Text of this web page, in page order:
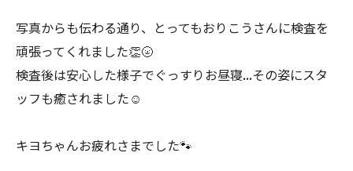
写真からも伝わる通り、とってもおりこうさんに検査を
頑張ってくれました👏🌝
検査後は安心した様子でぐっすりお昼寝…その姿にスタ
ッフも癒されました☺️
キヨちゃんお疲れさまでした🐾